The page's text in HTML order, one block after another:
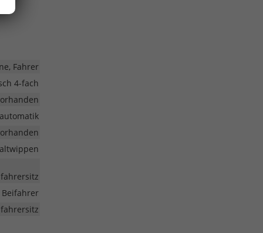
Fahrer
4-fach